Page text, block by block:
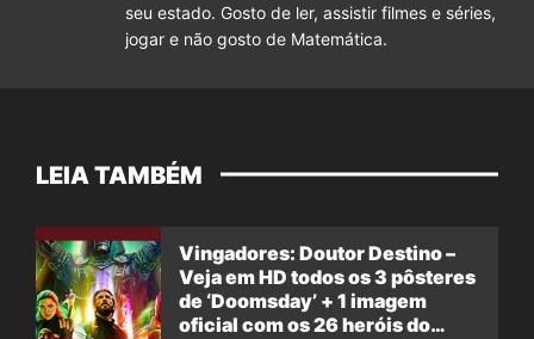
seu estado. Gosto de ler, assistir filmes e séries,
jogar e não gosto de Matemática.
LEIA TAMBÉM
Vingadores: Doutor Destino –
Veja em HD todos os 3 pôsteres
de ‘Doomsday’ + 1 imagem
oficial com os 26 heróis do